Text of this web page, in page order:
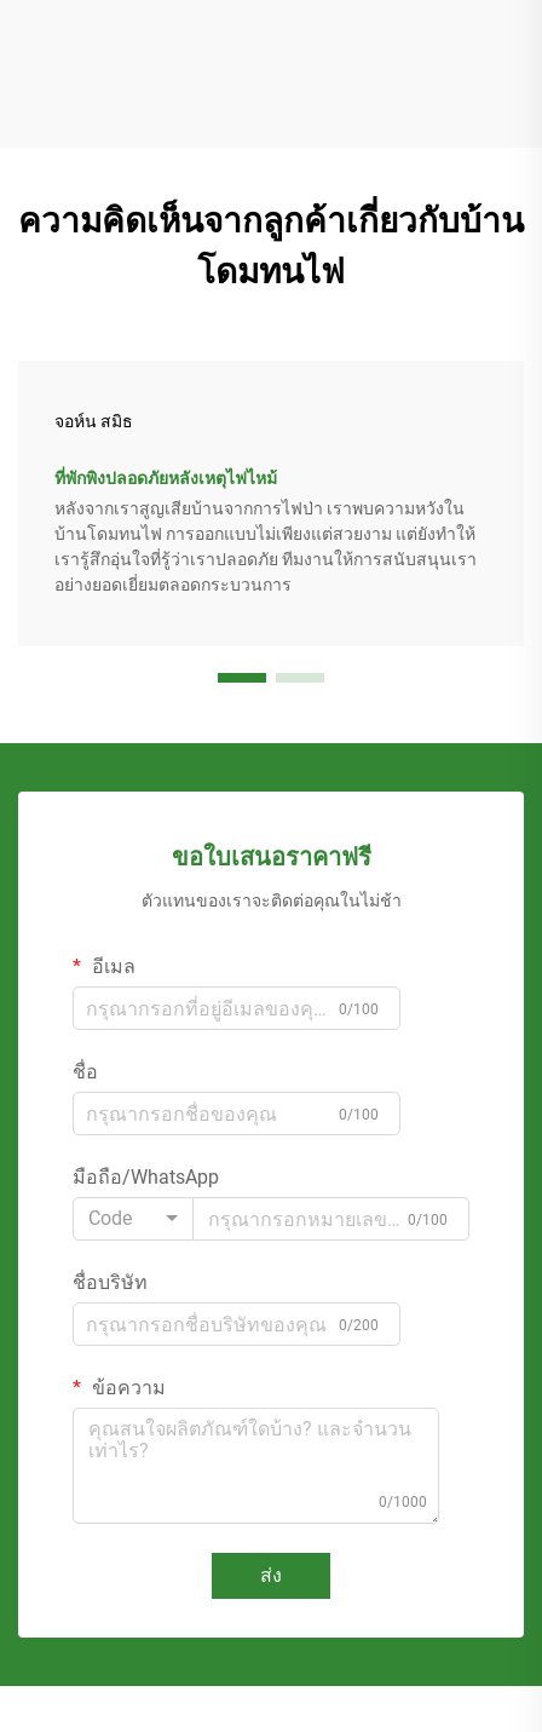
ความคิดเห็นจากลูกค้าเกี่ยวกับบ้าน
โดมทนไฟ
จอห์น สมิธ
ที่พักพิงปลอดภัยหลังเหตุไฟไหม้
หลังจากเราสูญเสียบ้านจากการไฟป่า เราพบความหวังใน
บ้านโดมทนไฟ การออกแบบไม่เพียงแต่สวยงาม แต่ยังทำให้
เรารู้สึกอุ่นใจที่รู้ว่าเราปลอดภัย ทีมงานให้การสนับสนุนเรา
อย่างยอดเยี่ยมตลอดกระบวนการ
ขอใบเสนอราคาฟรี
ตัวแทนของเราจะติดต่อคุณในไม่ช้า
อีเมล
0/100
ชื่อ
0/100
มือถือ/WhatsApp
Code
0/100
ชื่อบริษัท
0/200
ข้อความ
0/1000
ส่ง